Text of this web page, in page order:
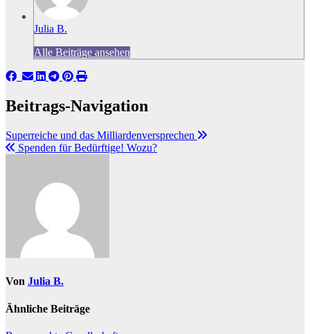
Julia B.
Alle Beiträge ansehen
Beitrags-Navigation
Superreiche und das Milliardenversprechen
Spenden für Bedürftige! Wozu?
Von Julia B.
Ähnliche Beiträge